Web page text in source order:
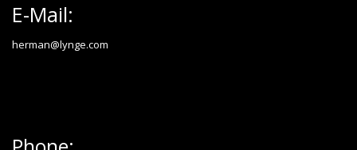
E-Mail:
herman@lynge.com